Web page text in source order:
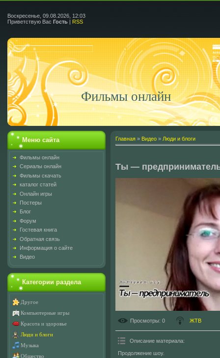
Воскресенье, 09.08.2026, 12:03
Приветствую Вас Гость | RSS
Фильмы онлайн
Меню сайта
Фильмы онлайн
Сериалы онлайн
Фильмы скачать
каталог статей
Онлайн игры
Постеры
Блог
Форум
Гостевая книга
Обратная связь
Информация о сайте
Видео
Категории раздела
Другое
Компьютерные игры
Красота и здоровье
Люди и блоги
Музыка
Общество
Главная » Видео » Люди и блоги
Ты —
Просмотры: 0 ЖТВ
Описание материала:
Продолжение шоу.